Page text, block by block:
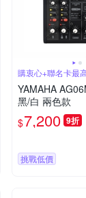
購衷心+聯名卡最
YAMAHA
黑/白 兩色款
$7,200 9折
挑戰低價